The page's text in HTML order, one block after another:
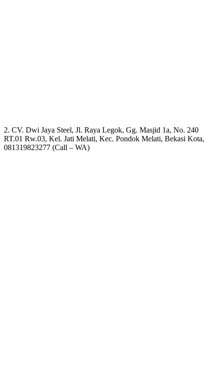
2. CV. Dwi Jaya Steel, Jl. Raya Legok, Gg. Masjid 1a, No. 240
RT.01 Rw.03, Kel. Jati Melati, Kec. Pondok Melati, Bekasi Kota,
081319823277 (Call – WA)